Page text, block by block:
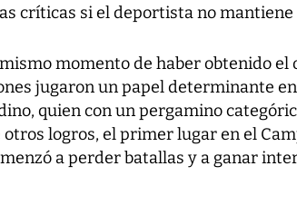
críticas si el deportista no mantiene
momento de haber obtenido el
jugaron un papel determinante
quien con un pergamino
logros, el primer lugar en el
a perder batallas y a ganar